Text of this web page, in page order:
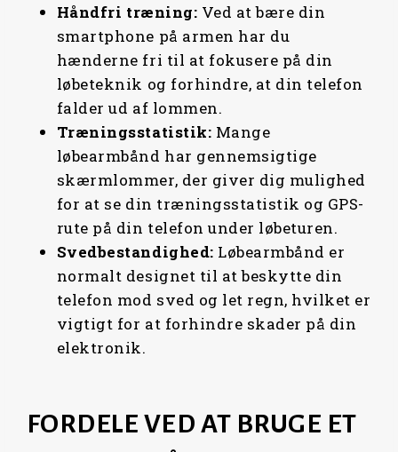
Håndfri træning: Ved at bære din
smartphone på armen har du
hænderne fri til at fokusere på din
løbeteknik og forhindre, at din telefon
falder ud af lommen.
Træningsstatistik: Mange
løbearmbånd har gennemsigtige
skærmlommer, der giver dig mulighed
for at se din træningsstatistik og GPS-
rute på din telefon under løbeturen.
Svedbestandighed: Løbearmbånd er
normalt designet til at beskytte din
telefon mod sved og let regn, hvilket er
vigtigt for at forhindre skader på din
elektronik.
FORDELE VED AT BRUGE ET